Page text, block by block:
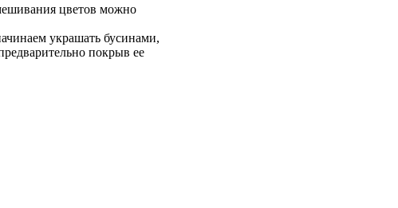
цветов можно
украшать бусинами,
покрыв ее